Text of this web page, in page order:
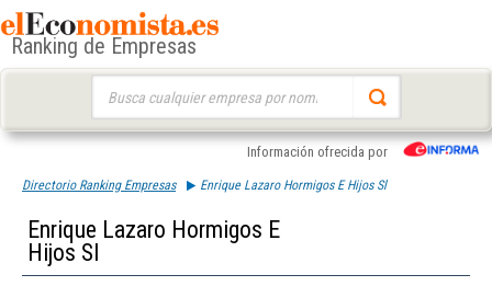
Ranking de Empresas
Información ofrecida por
Directorio Ranking Empresas Enrique Lazaro Hormigos E Hijos Sl
Enrique Lazaro Hormigos E
Hijos Sl